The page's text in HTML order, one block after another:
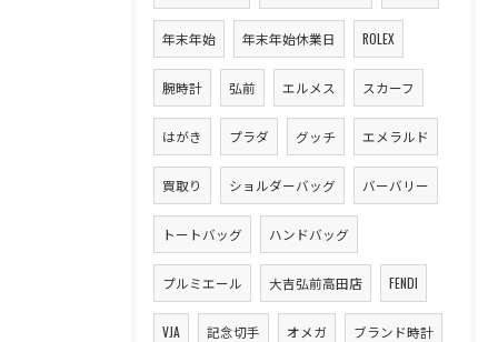
年末年始 年末年始休業日 ROLEX
腕時計 弘前 エルメス スカーフ
はがき プラダ グッチ エメラルド
買取り ショルダーバッグ バーバリー
トートバッグ ハンドバッグ
プルミエール 大吉弘前高田店 FENDI
VJA 記念切手 オメガ ブランド時計